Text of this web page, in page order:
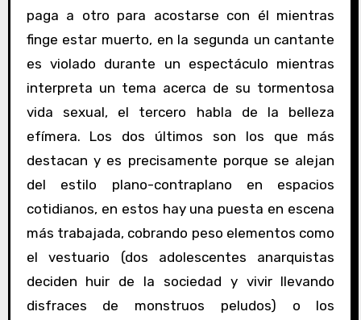
paga a otro para acostarse con él mientras
finge estar muerto, en la segunda un cantante
es violado durante un espectáculo mientras
interpreta un tema acerca de su tormentosa
vida sexual, el tercero habla de la belleza
efímera. Los dos últimos son los que más
destacan y es precisamente porque se alejan
del estilo plano-contraplano en espacios
cotidianos, en estos hay una puesta en escena
más trabajada, cobrando peso elementos como
el vestuario (dos adolescentes anarquistas
deciden huir de la sociedad y vivir llevando
disfraces de monstruos peludos) o los